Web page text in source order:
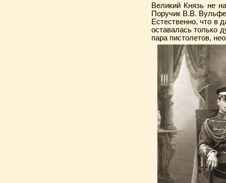
Великий Князь не
Поручик В.В.
Естественно, что в
оставалась только
пара пистолетов,